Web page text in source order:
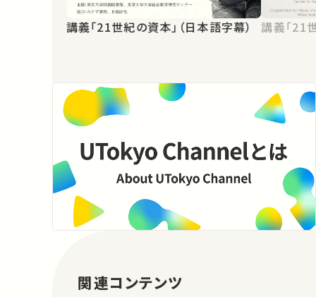
講義「21世紀の資本」（日本語字幕） 講義「21
関連コンテンツ